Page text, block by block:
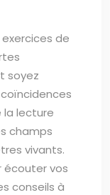
de
soyez
la lecture
champs
vivants.
écouter vos
conseils à